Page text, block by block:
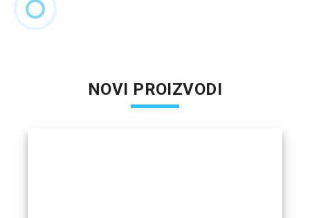
NOVI PROIZVODI